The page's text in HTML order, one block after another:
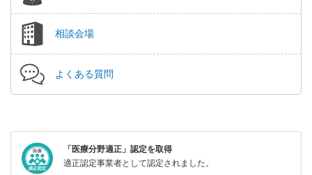
相談会場
よくある質問
「医療分野適正」認定を取得
適正認定事業者として認定されました。